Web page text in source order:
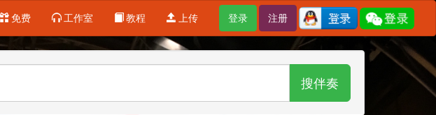
登录 注册
免费 工作室 教程 上传
搜伴奏